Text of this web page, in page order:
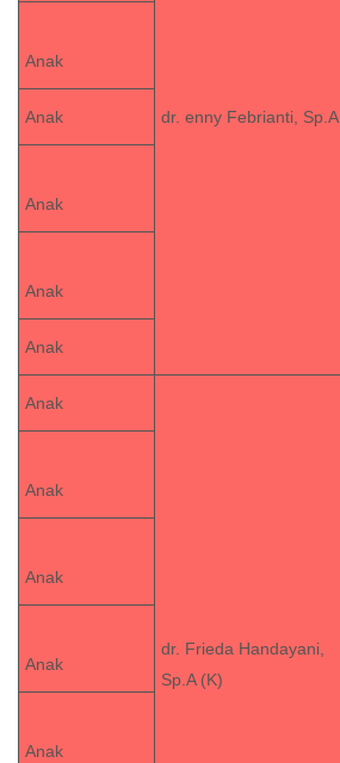
dr. enny Febrianti, Sp.A
Anak
Anak
Anak
Anak
Anak
Anak
dr. Frieda Handayani,
Sp.A (K)
Anak
Anak
Anak
Anak